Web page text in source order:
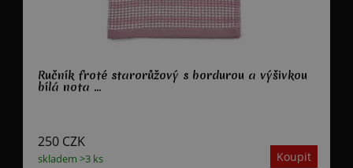
Ručník froté starorůžový s bordurou a výšivkou
bílá nota ...
skladem >3 ks
250 CZK